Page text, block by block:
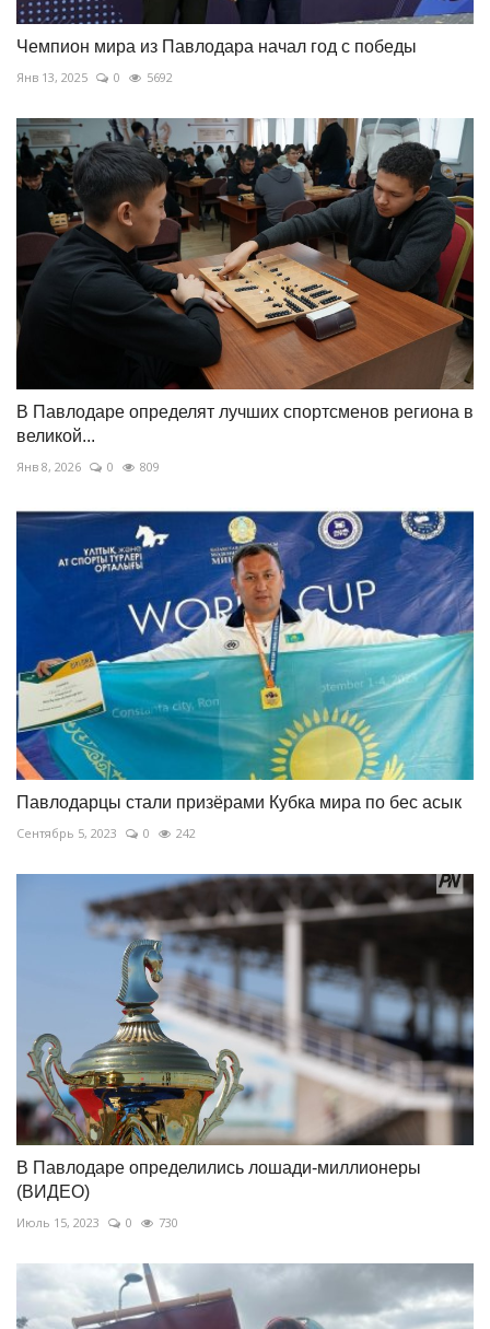
Чемпион мира из Павлодара начал год с победы
Янв 13, 2025 0 5692
В Павлодаре определят лучших спортсменов региона в
великой...
Янв 8, 2026 0 809
Павлодарцы стали призёрами Кубка мира по бес асык
Сентябрь 5, 2023 0 242
В Павлодаре определились лошади-миллионеры
(ВИДЕО)
Июль 15, 2023 0 730